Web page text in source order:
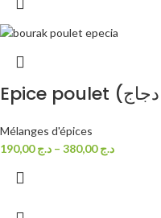
Mélanges d'épices
د.ج190,00 – د.ج380,00